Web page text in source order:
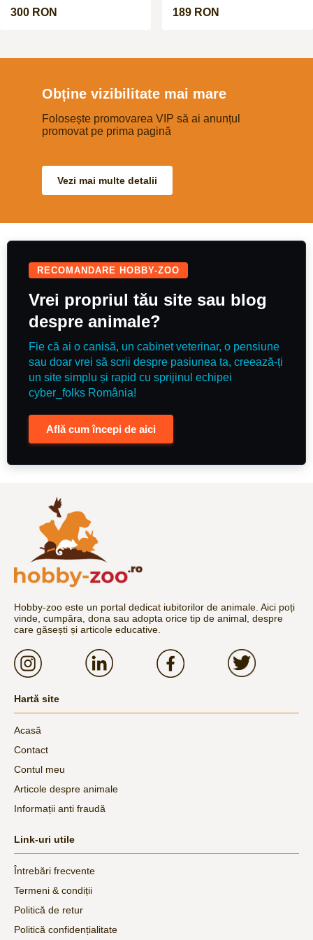
schimburi !!!
300 RON 189 RON
Obține vizibilitate mai mare
Folosește promovarea VIP să ai anunțul
promovat pe prima pagină
Vezi mai multe detalii
RECOMANDARE HOBBY-ZOO
Vrei propriul tău site sau blog
despre animale?
Fie că ai o canisă, un cabinet veterinar, o pensiune
sau doar vrei să scrii despre pasiunea ta, creează-ți
un site simplu și rapid cu sprijinul echipei
cyber_folks România!
Află cum începi de aici
Hobby-zoo este un portal dedicat iubitorilor de animale. Aici poți
vinde, cumpăra, dona sau adopta orice tip de animal, despre
care găsești și articole educative.
Hartă site
Acasă
Contact
Contul meu
Articole despre animale
Informații anti fraudă
Link-uri utile
Întrebări frecvente
Termeni & condiții
Politică de retur
Politică confidențialitate